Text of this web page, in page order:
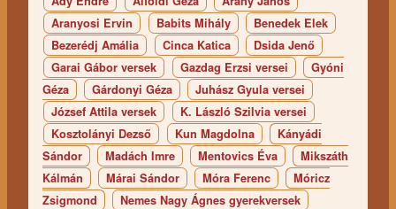
Aranyosi Ervin
Babits Mihály
Benedek Elek
Bezerédj Amália
Cinca Katica
Dsida Jenő
Garai Gábor versek
Gazdag Erzsi versei
Gyóni
Géza
Gárdonyi Géza
Juhász Gyula versei
József Attila versek
K. László Szilvia versei
Kosztolányi Dezső
Kun Magdolna
Kányádi
Sándor
Madách Imre Mentovics Éva
Mikszáth
Kálmán
Márai Sándor Móra Ferenc
Móricz
Zsigmond
Nemes Nagy Ágnes gyerekversek